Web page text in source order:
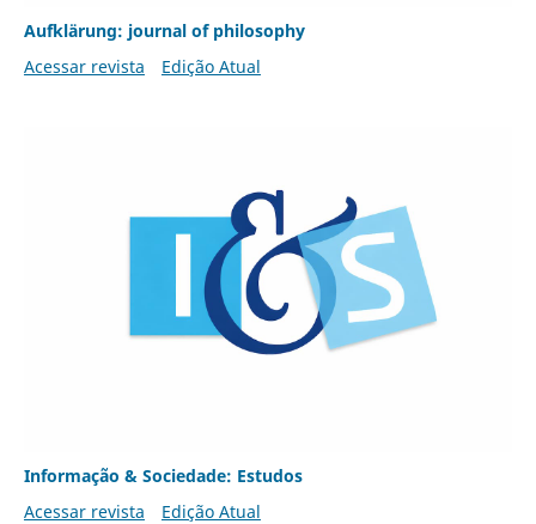
Aufklärung: journal of philosophy
Acessar revista
Edição Atual
Informação & Sociedade: Estudos
Acessar revista
Edição Atual